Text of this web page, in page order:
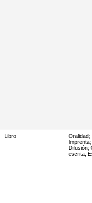
Libro Oralidad;
Imprenta;
Difusión;
escrita;